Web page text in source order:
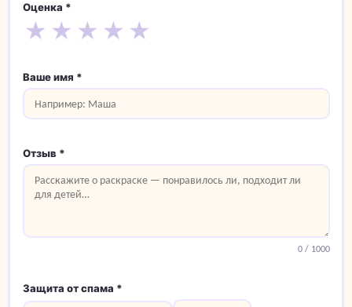
Оценка *
★ ★ ★ ★ ★
Ваше имя *
Отзыв *
0/ 1000
Защита от спама *